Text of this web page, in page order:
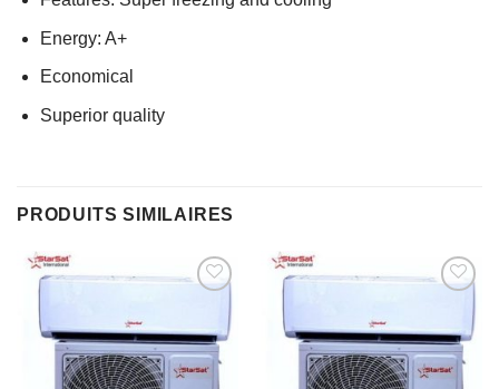
Energy: A+
Economical
Superior quality
PRODUITS SIMILAIRES
FAVORIS
FAVORIS